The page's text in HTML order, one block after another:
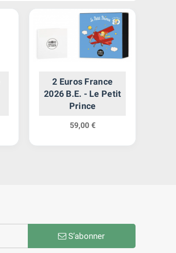
2 Euros France
2026 B.E. - Le Petit
Prince
59,00 €
S’abonner